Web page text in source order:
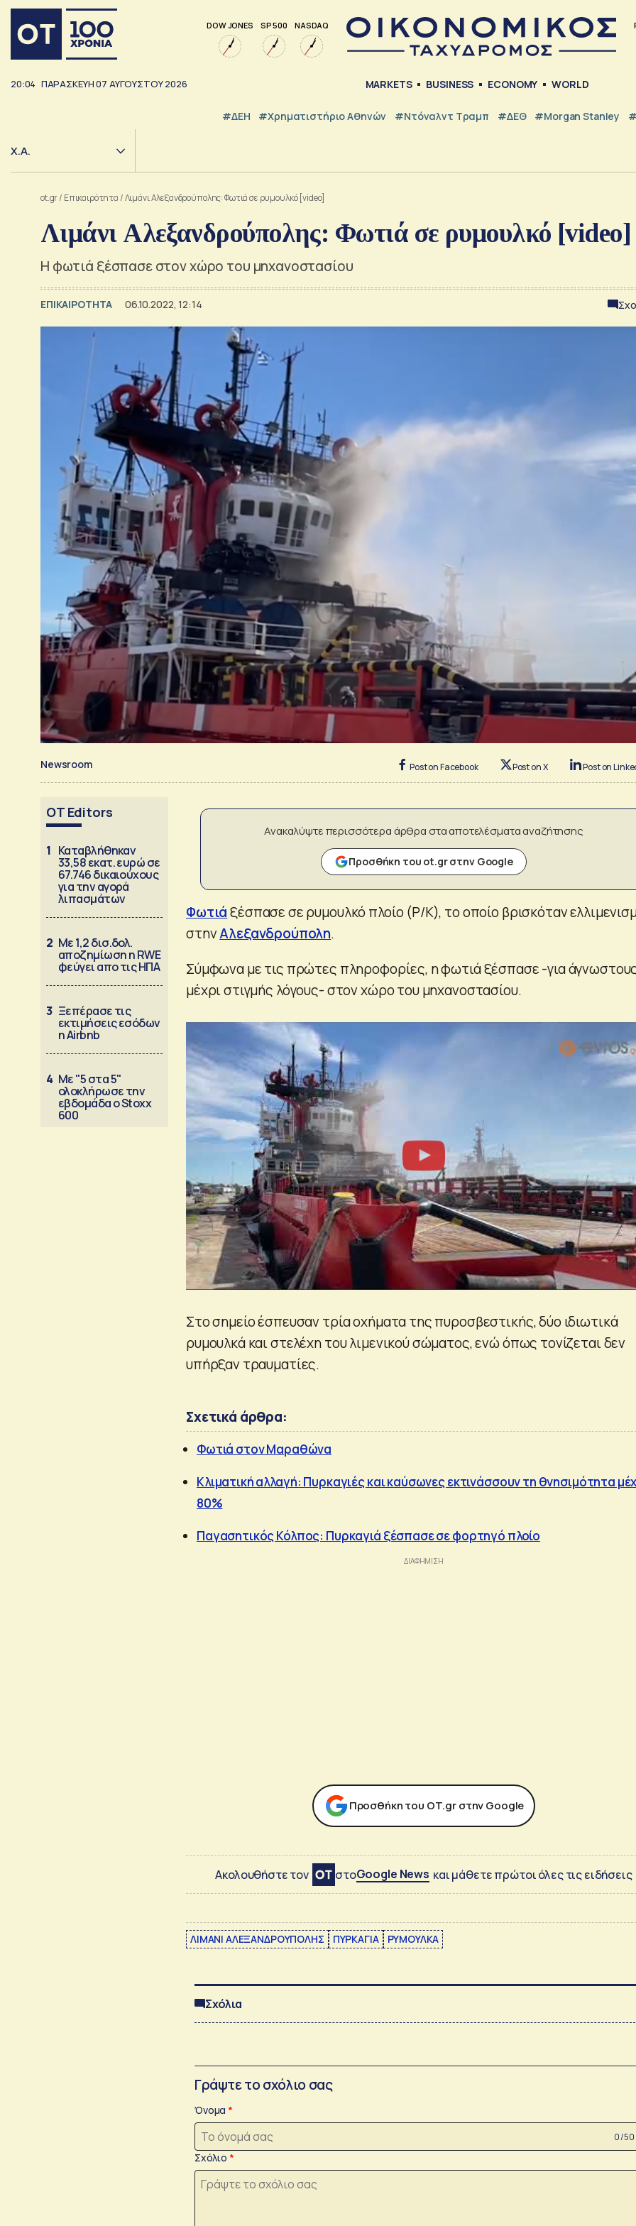
DOW JONES SP 500 NASDAQ
20:04 ΠΑΡΑΣΚΕΥΗ07 ΑΥΓΟΥΣΤΟΥ2026 MARKETS BUSINESS ECONOMY WORLD
#ΔΕΗ #Χρηματιστήριο Αθηνών #Ντόναλντ Τραμπ #ΔΕΘ #Morgan Stanley
Χ.Α.
ot.gr/ Επικαιρότητα /Λιμάνι Αλεξανδρούπολης: Φωτιά σε ρυμουλκό [video]
Λιμάνι Αλεξανδρούπολης: Φωτιά σε ρυμουλκό [video]
Η φωτιά ξέσπασε στον χώρο του μηχανοστασίου
ΕΠΙΚΑΙΡΟΤΗΤΑ 06.10.2022, 12:14
Newsroom Post on Facebook Post on X Post on
OT Editors
1 Καταβλήθηκαν
33,58 εκατ. ευρώ σε
67.746 δικαιούχους
για την αγορά
λιπασμάτων
2 Με 1,2 δισ.δολ.
αποζημίωση η RWE
φεύγει απο τις ΗΠΑ
3 Ξεπέρασε τις
εκτιμήσεις εσόδων
η Airbnb
4 Με "5 στα 5"
ολοκλήρωσε την
εβδομάδα ο Stoxx
600
Ανακαλύψτε περισσότερα άρθρα στα αποτελέσματα αναζήτησης
Προσθήκη του ot.gr στην Google
Φωτιάξέσπασε σε ρυμουλκό πλοίο (Ρ/Κ), το οποίο βρισκόταν
στηνΑλεξανδρούπολη.
Σύμφωνα με τις πρώτες πληροφορίες, η φωτιά ξέσπασε -για
μέχρι στιγμής λόγους- στον χώρο του μηχανοστασίου.
Στο σημείο έσπευσαν τρία οχήματα της πυροσβεστικής, δύο ιδιωτικά
ρυμουλκά και στελέχη του λιμενικού σώματος, ενώ όπως τονίζεται δεν
υπήρξαν τραυματίες.
Σχετικά άρθρα:
Φωτιά στον Μαραθώνα
Κλιματική αλλαγή: Πυρκαγιές και καύσωνες εκτινάσσουν τη θνησιμότητα
80%
Παγασητικός Κόλπος: Πυρκαγιά ξέσπασε σε φορτηγό πλοίο
Προσθήκη του ΟΤ.gr στην Google
Ακολουθήστε τον στοGoogle News και μάθετε πρώτοι όλες τις ειδήσεις
ΛΙΜΑΝΙ ΑΛΕΞΑΝΔΡΟΥΠΟΛΗΣ ΠΥΡΚΑΓΙΑ ΡΥΜΟΥΛΚΑ
Σχόλια
Γράψτε το σχόλιο σας
Όνομα
0 /50
Σχόλιο